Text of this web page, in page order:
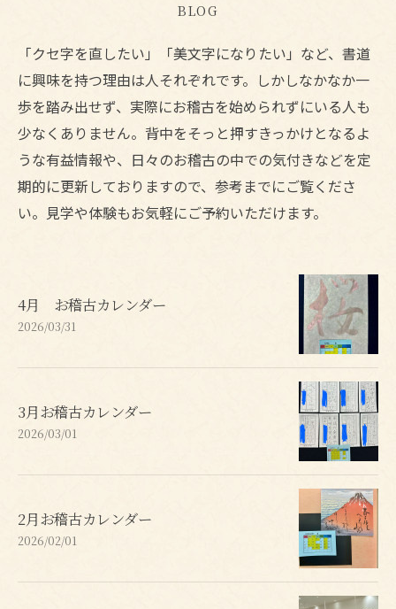
BLOG
「クセ字を直したい」「美文字になりたい」など、書道
に興味を持つ理由は人それぞれです。しかしなかなか一
歩を踏み出せず、実際にお稽古を始められずにいる人も
少なくありません。背中をそっと押すきっかけとなるよ
うな有益情報や、日々のお稽古の中での気付きなどを定
期的に更新しておりますので、参考までにご覧くださ
い。見学や体験もお気軽にご予約いただけます。
4月 お稽古カレンダー
2026/03/31
3月お稽古カレンダー
2026/03/01
2月お稽古カレンダー
2026/02/01